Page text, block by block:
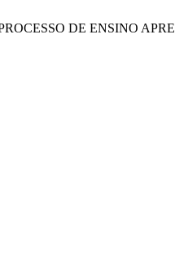
DE ENSINO